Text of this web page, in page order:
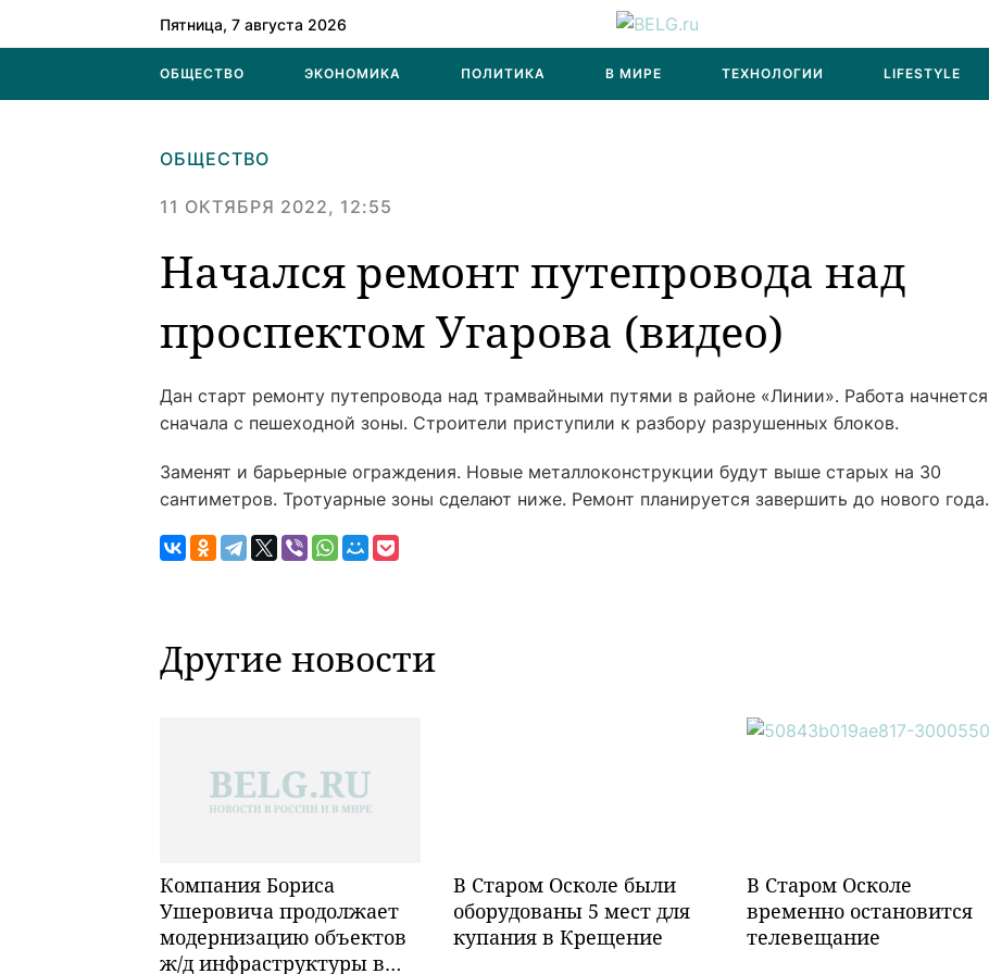
Пятница, 7 августа 2026
ОБЩЕСТВО ЭКОНОМИКА ПОЛИТИКА В МИРЕ ТЕХНОЛОГИИ LIFESTYLE
ОБЩЕСТВО
11 ОКТЯБРЯ 2022, 12:55
Начался ремонт путепровода над
проспектом Угарова (видео)
Дан старт ремонту путепровода над трамвайными путями в районе «Линии». Работа начнется
сначала с пешеходной зоны. Строители приступили к разбору разрушенных блоков.
Заменят и барьерные ограждения. Новые металлоконструкции будут выше старых на 30
сантиметров. Тротуарные зоны сделают ниже. Ремонт планируется завершить до нового года.
Другие новости
Компания Бориса
Ушеровича продолжает
модернизацию объектов
ж/д инфраструктуры в
В Старом Осколе были
оборудованы 5 мест для
купания в Крещение
В Старом Осколе
временно остановится
телевещание